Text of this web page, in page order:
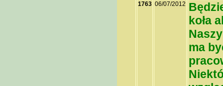
1763 06/07/2012
koła
ma